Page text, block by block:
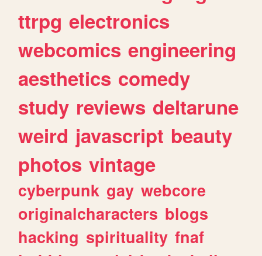
ttrpg electronics
webcomics engineering
aesthetics comedy
study reviews deltarune
weird javascript beauty
photos vintage
cyberpunk gay webcore
originalcharacters blogs
hacking spirituality fnaf